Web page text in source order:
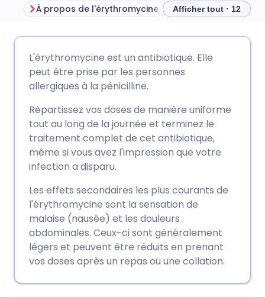
Partager sur Facebook
Partager via LinkedIn
Partager via X
Partager via WhatsApp
Copier le lien
🇩🇪 Deutsch
🇪🇸 Español
🇮🇹 Italiano 🇵🇹
🇮🇳 हिन्दी
🇸🇦 عربي 🇸🇪 Svenska
À propos de l'érythromycine À quoi sert
Afficher tout · 12
L'érythromycine est un antibiotique. Elle
peut être prise par les personnes
allergiques à la pénicilline.
Répartissez vos doses de manière uniforme
tout au long de la journée et terminez le
traitement complet de cet antibiotique,
même si vous avez l'impression que votre
infection a disparu.
Les effets secondaires les plus courants de
l'érythromycine sont la sensation de
malaise (nausée) et les douleurs
abdominales. Ceux-ci sont généralement
légers et peuvent être réduits en prenant
vos doses après un repas ou une collation.